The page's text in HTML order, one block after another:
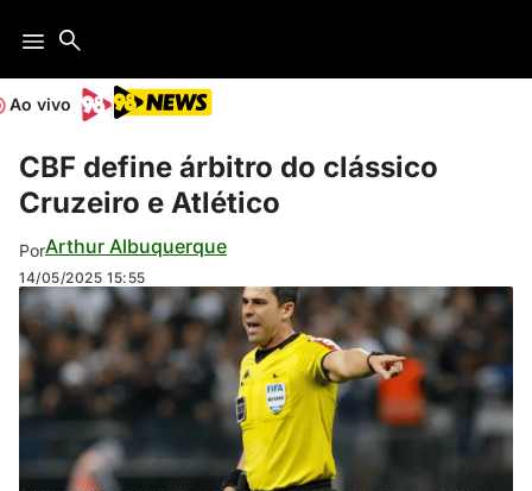
Ao vivo
CBF define árbitro do clássico
Cruzeiro e Atlético
PorArthur Albuquerque
14/05/2025 15:55